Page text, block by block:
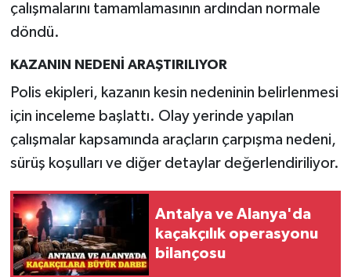
çalışmalarını tamamlamasının ardından normale
döndü.
KAZANIN NEDENİ ARAŞTIRILIYOR
Polis ekipleri, kazanın kesin nedeninin belirlenmesi
için inceleme başlattı. Olay yerinde yapılan
çalışmalar kapsamında araçların çarpışma nedeni,
sürüş koşulları ve diğer detaylar değerlendiriliyor.
Antalya ve Alanya'da
kaçakçılık operasyonu
bilançosu